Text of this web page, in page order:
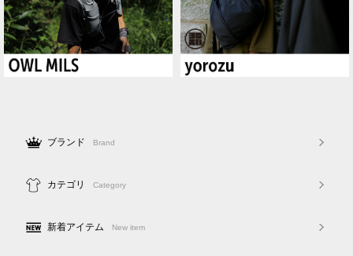
ブランド Brand
カテゴリ Category
新着アイテム New item